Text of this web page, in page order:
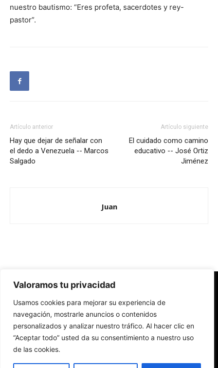
Valoramos tu privacidad
Usamos cookies para mejorar su experiencia de
navegación, mostrarle anuncios o contenidos
personalizados y analizar nuestro tráfico. Al hacer clic en
“Aceptar todo” usted da su consentimiento a nuestro uso
de las cookies.
nuestro bautismo: “Eres profeta, sacerdotes y rey-
pastor”.
Artículo anterior
Hay que dejar de señalar con
el dedo a Venezuela -- Marcos
Salgado
Artículo siguiente
El cuidado como camino
educativo -- José Ortiz
Jiménez
Juan
Redes Cristianas
Una mirada alternativa sobre la Iglesia católica y la sociedad
- Colectivos de Redes Cristianas